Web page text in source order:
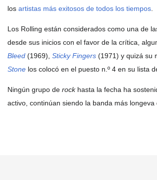
los artistas más exitosos de todos los tiempos.
Los Rolling están considerados como una de
desde sus inicios con el favor de la crítica,
Bleed (1969), Sticky Fingers (1971) y quizá su
Stone los colocó en el puesto n.º 4 en su lista
Ningún grupo de rockhasta la fecha ha
activo, continúan siendo la banda más longeva